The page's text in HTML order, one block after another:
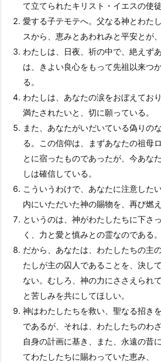
て立てられたキリスト・イエスの使
愛する子テモテへ。父なる神とわた
スから、恵みとあわれみと平安とが
わたしは、日夜、祈の中で、絶えず
は、きよい良心をもって先祖以来つ
る。
わたしは、あなたの涙をおぼえてお
満たされたいと、切に願っている。
また、あなたがいだいている偽りの
る。この信仰は、まずあなたの祖母
とに宿ったものであったが、今あな
しは確信している。
こういうわけで、あなたに注意した
内にいただいた神の賜物を、再び燃
というのは、神がわたしたちに下さ
く、力と愛と慎みとの霊なのである。
だから、あなたは、わたしたちの主
たしが主の囚人であることを、決し
ない。むしろ、神の力にささえられ
と苦しみを共にしてほしい。
神はわたしたちを救い、聖なる招き
であるが、それは、わたしたちのわ
自身の計画に基き、また、永遠の昔
てわたしたちに賜わっていた恵み、